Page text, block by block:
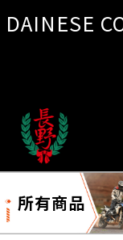
DAINESE
所有商品